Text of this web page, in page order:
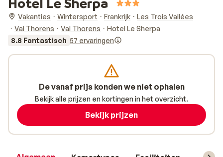
Vakanties Wintersport Frankrijk
Les Trois Vallées
Val Thorens
Val Thorens
Hotel Le Sherpa
8.8 Fantastisch 57 ervaringen
De vanaf prijs konden we niet ophalen
Bekijk alle prijzen en kortingen in het overzicht.
Bekijk prijzen